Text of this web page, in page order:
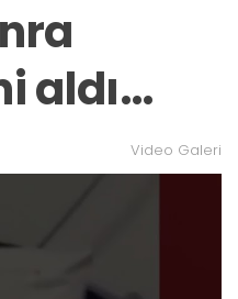
aldı…
Video Galeri